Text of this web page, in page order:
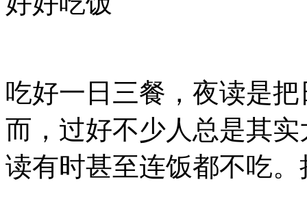
吃好一日三餐，夜读是
而，过好不少人总是其
读有时甚至连饭都不吃。